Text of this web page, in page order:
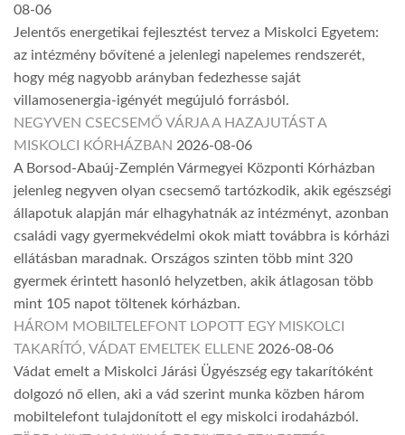
08-06
Jelentős energetikai fejlesztést tervez a Miskolci Egyetem:
az intézmény bővítené a jelenlegi napelemes rendszerét,
hogy még nagyobb arányban fedezhesse saját
villamosenergia-igényét megújuló forrásból.
NEGYVEN CSECSEMŐ VÁRJA A HAZAJUTÁST A
MISKOLCI KÓRHÁZBAN 2026-08-06
A Borsod-Abaúj-Zemplén Vármegyei Központi Kórházban
jelenleg negyven olyan csecsemő tartózkodik, akik egészségi
állapotuk alapján már elhagyhatnák az intézményt, azonban
családi vagy gyermekvédelmi okok miatt továbbra is kórházi
ellátásban maradnak. Országos szinten több mint 320
gyermek érintett hasonló helyzetben, akik átlagosan több
mint 105 napot töltenek kórházban.
HÁROM MOBILTELEFONT LOPOTT EGY MISKOLCI
TAKARÍTÓ, VÁDAT EMELTEK ELLENE 2026-08-06
Vádat emelt a Miskolci Járási Ügyészség egy takarítóként
dolgozó nő ellen, aki a vád szerint munka közben három
mobiltelefont tulajdonított el egy miskolci irodaházból.